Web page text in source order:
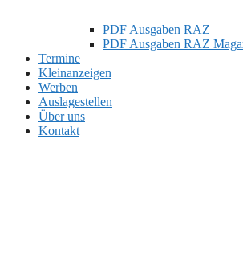
PDF Ausgaben RAZ
PDF Ausgaben RAZ
Termine
Kleinanzeigen
Werben
Auslagestellen
Über uns
Kontakt